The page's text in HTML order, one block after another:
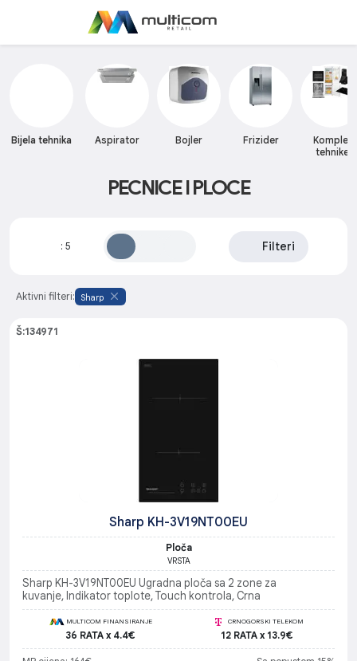
Bijela tehnika Aspirator Bojler Frizider
Komplet
tehnike
PECNICE I PLOCE
: 5 Filteri
Aktivni filteri: Sharp
Š:134971
Sharp KH-3V19NT00EU
Ploča
VRSTA
Sharp KH-3V19NT00EU Ugradna ploča sa 2 zone za
kuvanje, Indikator toplote, Touch kontrola, Crna
MULTICOM FINANSIRANJE
36 RATA x 4.4€
CRNOGORSKI TELEKOM
12 RATA x 13.9€